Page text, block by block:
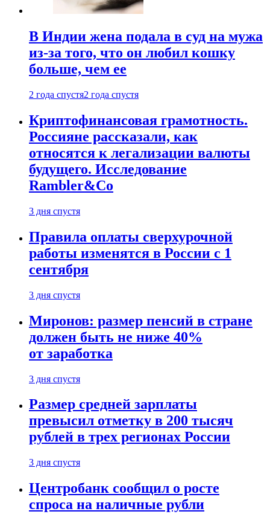
В Индии жена подала в суд на мужа
из-за того, что он любил кошку
больше, чем ее
2 года спустя2 года спустя
Криптофинансовая грамотность.
Россияне рассказали, как
относятся к легализации валюты
будущего. Исследование
Rambler&Co
3 дня спустя
Правила оплаты сверхурочной
работы изменятся в России с 1
сентября
3 дня спустя
Миронов: размер пенсий в стране
должен быть не ниже 40%
от заработка
3 дня спустя
Размер средней зарплаты
превысил отметку в 200 тысяч
рублей в трех регионах России
3 дня спустя
Центробанк сообщил о росте
спроса на наличные рубли